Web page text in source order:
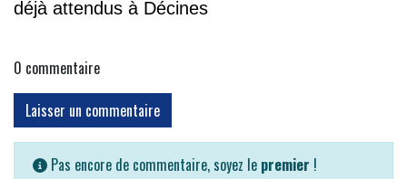
déjà attendus à Décines
0 commentaire
Laisser un commentaire
Pas encore de commentaire, soyez le premier !